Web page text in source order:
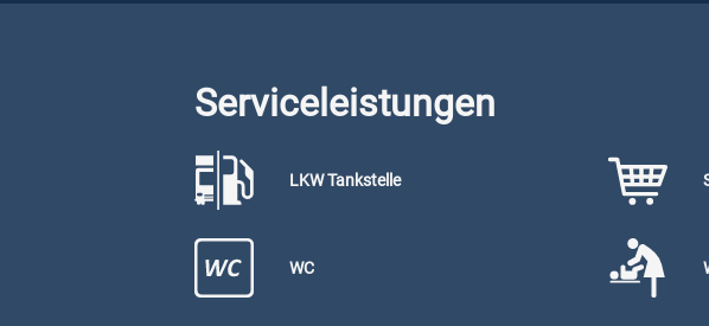
Serviceleistungen
LKW Tankstelle
WC